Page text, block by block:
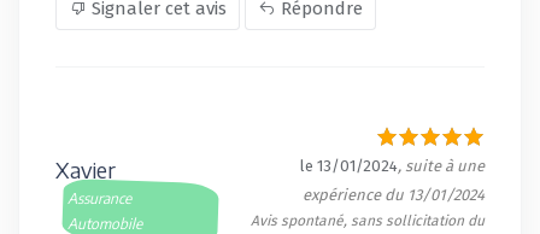
Signaler cet avis Répondre
Xavier
Assurance
Automobile
le 13/01/2024, suite à une
expérience du 13/01/2024
Avis spontané, sans sollicitation du